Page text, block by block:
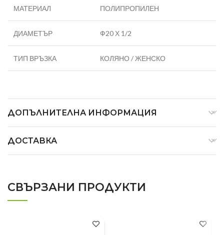
МАТЕРИАЛ ПОЛИПРОПИЛЕН
ДИАМЕТЪР Ф20 Х 1/2
ТИП ВРЪЗКА КОЛЯНО / ЖЕНСКО
ДОПЪЛНИТЕЛНА ИНФОРМАЦИЯ
ДОСТАВКА
СВЪРЗАНИ ПРОДУКТИ